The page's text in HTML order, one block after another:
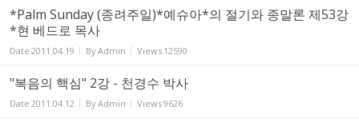
*Palm Sunday (종려주일)*예슈아*의 절기와 종말론 제53강
*현 베드로 목사
Date 2011.04.19 ByAdmin Views 12590
"복음의 핵심" 2강 - 천경수 박사
Date 2011.04.12 ByAdmin Views9626